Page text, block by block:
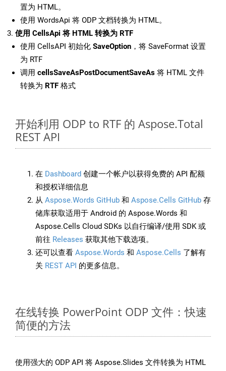
置为 HTML。
使用 WordsApi 将 ODP 文档转换为 HTML。
使用 CellsApi 将 HTML 转换为 RTF
使用 CellsAPI 初始化 SaveOption ，将 SaveFormat 设置
为 RTF
调用 cellsSaveAsPostDocumentSaveAs 将 HTML 文件
转换为 RTF 格式
开始利用 ODP to RTF 的 Aspose.Total
REST API
在 Dashboard 创建一个帐户以获得免费的 API 配额
和授权详细信息
从 Aspose.Words GitHub 和 Aspose.Cells GitHub 存
储库获取适用于 Android 的 Aspose.Words 和
Aspose.Cells Cloud SDKs 以自行编译/使用 SDK 或
前往 Releases 获取其他下载选项。
还可以查看 Aspose.Words 和 Aspose.Cells 了解有
关 REST API 的更多信息。
在线转换 PowerPoint ODP 文件：快速
简便的方法
使用强大的 ODP API 将 Aspose.Slides 文件转换为 HTML